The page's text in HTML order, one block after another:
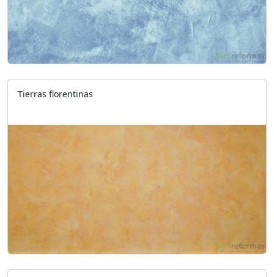
Tierras florentinas